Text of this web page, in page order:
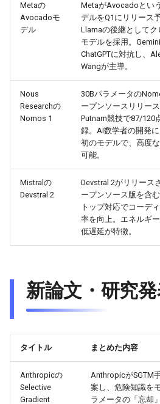
2026-06-07
2026-06-04
2026-06-01
2026-05-29
2026-05-28
2026-05-27
2026-05-26
2026-05-25
Metaの
Avocadoモ
デル
MetaがAvocadoとい
デルをQ1にリリース
Llamaの後継としてク
モデルを採用。
ChatGPTに対抗し、
Wangが主導。
Nous
Researchの
Nomos 1
30Bパラメータの
ープンソースリリース
Putnam競技で87/120
録。AI数学者の開発
初のモデルで、高度
可能。
Mistralの
Devstral 2
Devstral 2がリリース
ープンソース版を含
トップ対応でコーデ
率を向上。エネルギ
低遅延が特徴。
新論文・研究
タイトル まとめた内容
Anthropicの
Selective
Gradient
AnthropicがSGTM
案し、危険知識を
ラメータの「忘却